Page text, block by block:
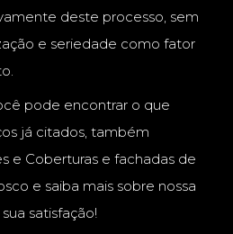
deste processo, sem
e seriedade como fator
pode encontrar o que
já citados, também
e Coberturas e fachadas de
e saiba mais sobre nossa
satisfação!